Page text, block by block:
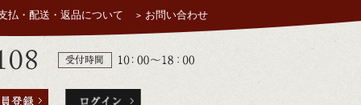
払・配送・返品について お問い合わせ